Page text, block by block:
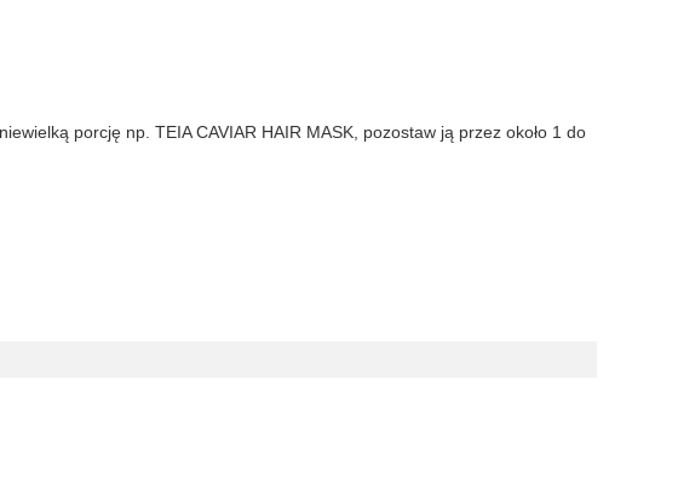
porcję np. TEIA CAVIAR HAIR MASK, pozostaw ją przez około 1 do